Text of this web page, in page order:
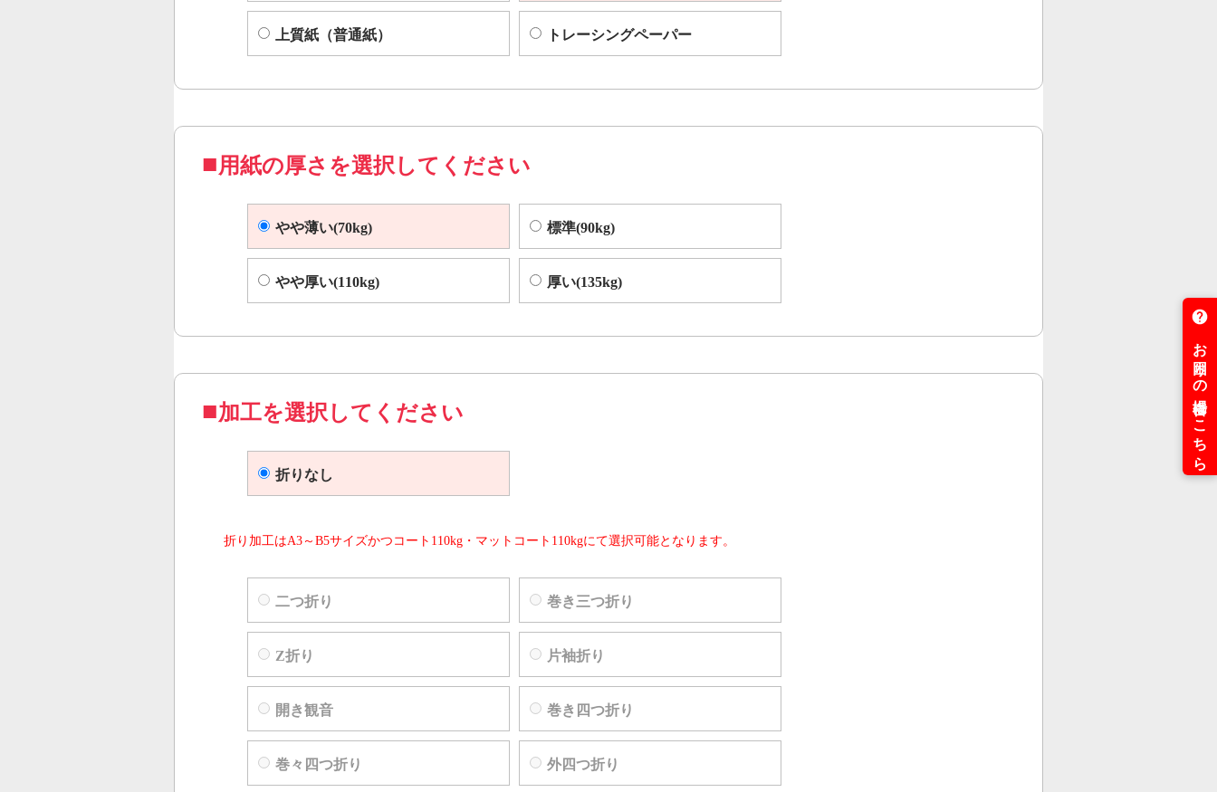
上質紙（普通紙） トレーシングペーパー
用紙の厚さを選択してください
やや薄い(70kg) 標準(90kg)
やや厚い(110kg) 厚い(135kg)
加工を選択してください
折りなし
折り加工はA3～B5サイズかつコート110kg・マットコート110kgにて選択可能となります。
二つ折り 巻き三つ折り
Z折り 片袖折り
開き観音 巻き四つ折り
巻々四つ折り 外四つ折り